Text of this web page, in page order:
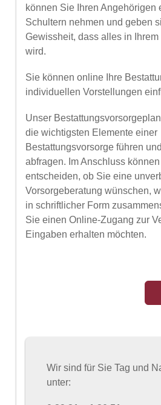
können Sie Ihren Angehörigen
Schultern nehmen und geben
Gewissheit, dass alles in
wird.
Sie können online Ihre
individuellen Vorstellungen
Unser
die wichtigsten Elemente einer
Bestattungsvorsorge führen
abfragen. Im Anschluss
entscheiden, ob Sie eine
Vorsorgeberatung wünschen,
in schriftlicher Form
Sie einen Online-Zugang zur
Eingaben erhalten möchten.
Wir sind für Sie Tag und
unter: